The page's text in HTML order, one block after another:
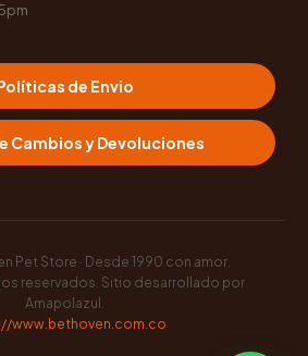
de Envio
Cambios y Devoluciones
Pet Store · Desde 1990 con amor.
reservados. Sitio desarrollado por
Amapolazul .
www.bethoven.com.co